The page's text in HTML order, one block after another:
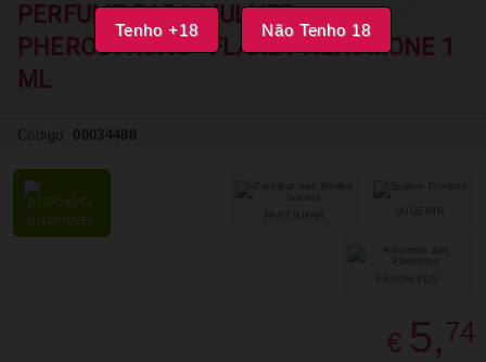
Tenho +18 Não Tenho 18
PERFUME PARA MULHER
PHEROSTRONG - FLARE PHEROMONE 1
ML
Código: 00034488
DISPONÍVEL
SUGERIR
FAVORITOS
€ 5, 74